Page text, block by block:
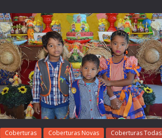
Coberturas Coberturas Novas Coberturas Todas